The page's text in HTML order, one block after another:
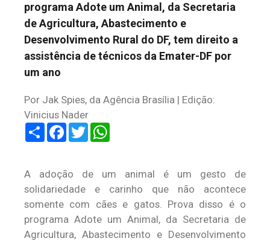
programa Adote um Animal, da Secretaria
de Agricultura, Abastecimento e
Desenvolvimento Rural do DF, tem direito a
assistência de técnicos da Emater-DF por
um ano
Por Jak Spies, da Agência Brasília | Edição:
Vinicius Nader
ShareFacebook
Twitter
A adoção de um animal é um gesto de
solidariedade e carinho que não acontece
somente com cães e gatos. Prova disso é o
programa Adote um Animal, da Secretaria de
Agricultura, Abastecimento e Desenvolvimento